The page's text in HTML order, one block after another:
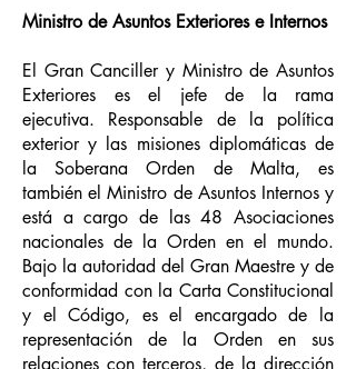
Ministro de Asuntos Exteriores e Internos
El Gran Canciller y Ministro de Asuntos
Exteriores es el jefe de la rama
ejecutiva. Responsable de la política
exterior y las misiones diplomáticas de
la Soberana Orden de Malta, es
también el Ministro de Asuntos Internos y
está a cargo de las 48 Asociaciones
nacionales de la Orden en el mundo.
Bajo la autoridad del Gran Maestre y de
conformidad con la Carta Constitucional
y el Código, es el encargado de la
representación de la Orden en sus
relaciones con terceros, de la dirección